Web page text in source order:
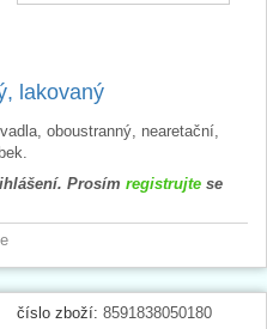
lakovaný
oboustranný, nearetační,
Prosím registrujte se
číslo zboží: 8591838050180